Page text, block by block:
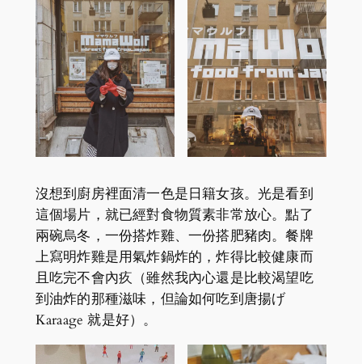
沒想到廚房裡面清一色是日籍女孩。光是看到
這個場片，就已經對食物質素非常放心。點了
兩碗烏冬，一份搭炸雞、一份搭肥豬肉。餐牌
上寫明炸雞是用氣炸鍋炸的，炸得比較健康而
且吃完不會內疚（雖然我內心還是比較渴望吃
到油炸的那種滋味，但論如何吃到唐揚げ
Karaage 就是好）。